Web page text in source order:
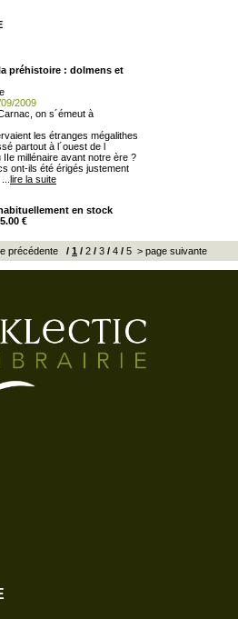
préhistoire : dolmens et
2009
on s´émeut à
les étranges mégalithes
partout à l´ouest de l
IIe millénaire avant notre ère ?
ont-ils été érigés justement
lire la suite
en stock
€
précédente / 1 / 2 / 3 / 4 / 5 > page suivante